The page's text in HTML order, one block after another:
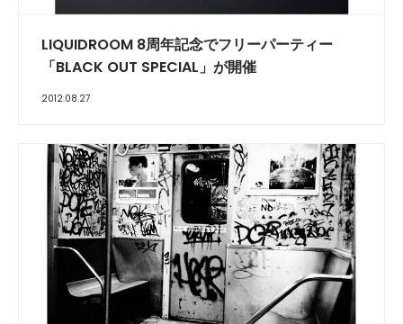
LIQUIDROOM 8周年記念でフリーパーティー
「BLACK OUT SPECIAL」が開催
2012.08.27